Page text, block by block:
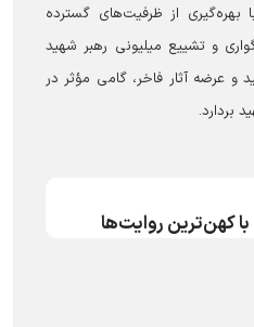
بهره‌گیری از ظرفیت‌های گسترده
و تشییع میلیونی رهبر شهید
و عرضه آثار فاخر، گامی مؤثر در
بردارد.
با کهن‌ترین روایت‌ها